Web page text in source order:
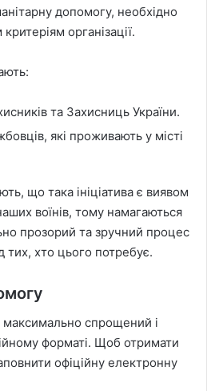
допомогу, необхідно
організації.
та Захисниць України.
які проживають у місті
що така ініціатива є виявом
воїнів, тому намагаються
прозорий та зручний процес
тих, хто цього потребує.
спрощений і
форматі. Щоб отримати
офіційну електронну